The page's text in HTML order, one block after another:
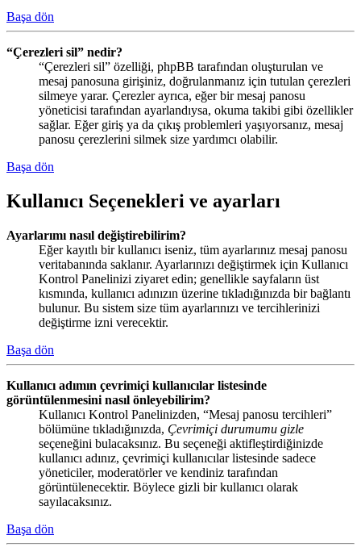
Başa dön
“Çerezleri sil” nedir?
“Çerezleri sil” özelliği, phpBB tarafından oluşturulan ve
mesaj panosuna girişiniz, doğrulanmanız için tutulan çerezleri
silmeye yarar. Çerezler ayrıca, eğer bir mesaj panosu
yöneticisi tarafından ayarlandıysa, okuma takibi gibi özellikler
sağlar. Eğer giriş ya da çıkış problemleri yaşıyorsanız, mesaj
panosu çerezlerini silmek size yardımcı olabilir.
Başa dön
Kullanıcı Seçenekleri ve ayarları
Ayarlarımı nasıl değiştirebilirim?
Eğer kayıtlı bir kullanıcı iseniz, tüm ayarlarınız mesaj panosu
veritabanında saklanır. Ayarlarınızı değiştirmek için Kullanıcı
Kontrol Panelinizi ziyaret edin; genellikle sayfaların üst
kısmında, kullanıcı adınızın üzerine tıkladığınızda bir bağlantı
bulunur. Bu sistem size tüm ayarlarınızı ve tercihlerinizi
değiştirme izni verecektir.
Başa dön
Kullanıcı adımın çevrimiçi kullanıcılar listesinde
görüntülenmesini nasıl önleyebilirim?
Kullanıcı Kontrol Panelinizden, “Mesaj panosu tercihleri”
bölümüne tıkladığınızda, Çevrimiçi durumumu gizle
seçeneğini bulacaksınız. Bu seçeneği aktifleştirdiğinizde
kullanıcı adınız, çevrimiçi kullanıcılar listesinde sadece
yöneticiler, moderatörler ve kendiniz tarafından
görüntülenecektir. Böylece gizli bir kullanıcı olarak
sayılacaksınız.
Başa dön